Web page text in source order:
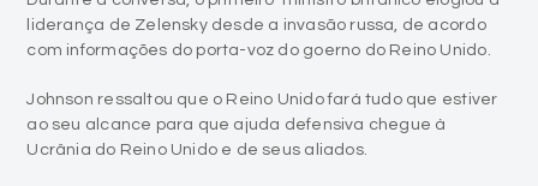
liderança de Zelensky desde a invasão russa, de acordo
com informações do porta-voz do goerno do Reino Unido.
Johnson ressaltou que o Reino Unido fará tudo que estiver
ao seu alcance para que ajuda defensiva chegue à
Ucrânia do Reino Unido e de seus aliados.